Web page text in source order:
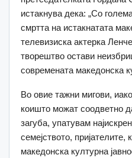
истакнува дека: „Со
смртта на истакнатата
телевизиска актерка
творештво остави
современата македонска
Во овие тажни мигови,
коишто можат соодветно
загуба, упатувам
семејството, пријателите,
македонска културна